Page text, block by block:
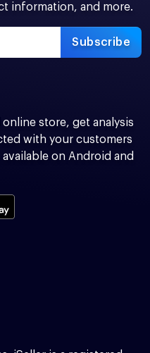
information, and more.
Subscribe
online store, get analysis
with your customers
on Android and